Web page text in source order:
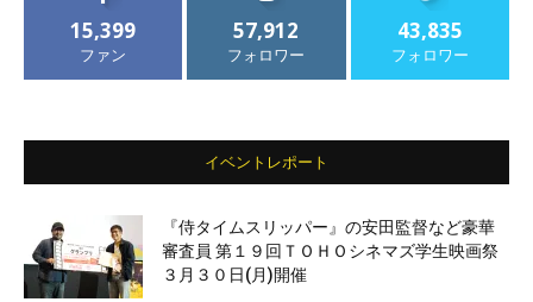
15,399
ファン
57,912
フォロワー
43,835
フォロワー
イベントレポート
『侍タイムスリッパー』の安田監督など豪華
審査員 第１９回ＴＯＨＯシネマズ学生映画祭
３月３０日(月)開催